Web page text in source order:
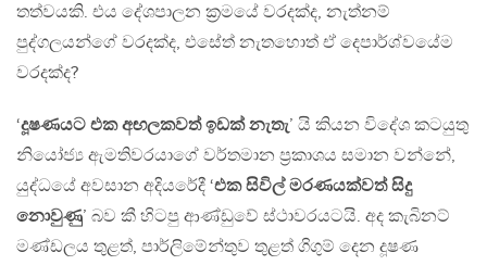
තත්වයකි. එය දේශපාලන ක‍්‍රමයේ වරදක්ද, නැත්නම්
පුද්ගලයන්ගේ වරදක්ද, එසේත් නැතහොත් ඒ දෙපාර්ශ්වයේම
වරදක්ද?
‘දූෂණයට එක අඟලකවත් ඉඩක් නැතැ’ යි කියන විදේශ කටයුතු
නියෝජ්‍ය ඇමතිවරයාගේ වර්තමාන ප‍්‍රකාශය සමාන වන්නේ,
යුද්ධයේ අවසාන අදියරේදී ‘එක සිවිල් මරණයක්වත් සිදු
නොවුණු’ බව කී හිටපු ආණ්ඩුවේ ස්ථාවරයටයි. අද කැබිනට්
මණ්ඩලය තුළත්, පාර්ලිමේන්තුව තුළත් ගිගුම් දෙන දූෂණ